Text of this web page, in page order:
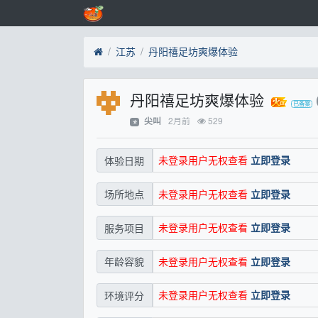
江苏 丹阳禧足坊爽爆体验
丹阳禧足坊爽爆体验
⭐ 尖叫 2月前 529
体验日期 未登录用户无权查看 立即登录
场所地点 未登录用户无权查看 立即登录
服务项目 未登录用户无权查看 立即登录
年龄容貌 未登录用户无权查看 立即登录
环境评分 未登录用户无权查看 立即登录